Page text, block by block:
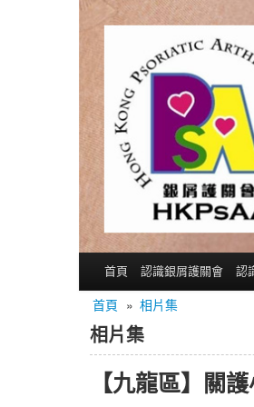
首頁 認識銀屑護關會 認
首頁 » 相片集
相片集
【九龍區】關